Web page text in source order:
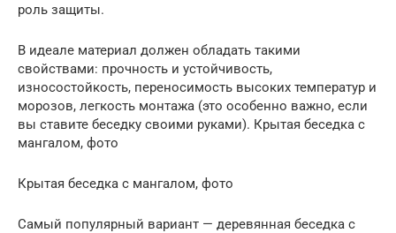
роль защиты.
В идеале материал должен обладать такими
свойствами: прочность и устойчивость,
износостойкость, переносимость высоких температур и
морозов, легкость монтажа (это особенно важно, если
вы ставите беседку своими руками). Крытая беседка с
мангалом, фото
Крытая беседка с мангалом, фото
Самый популярный вариант — деревянная беседка с